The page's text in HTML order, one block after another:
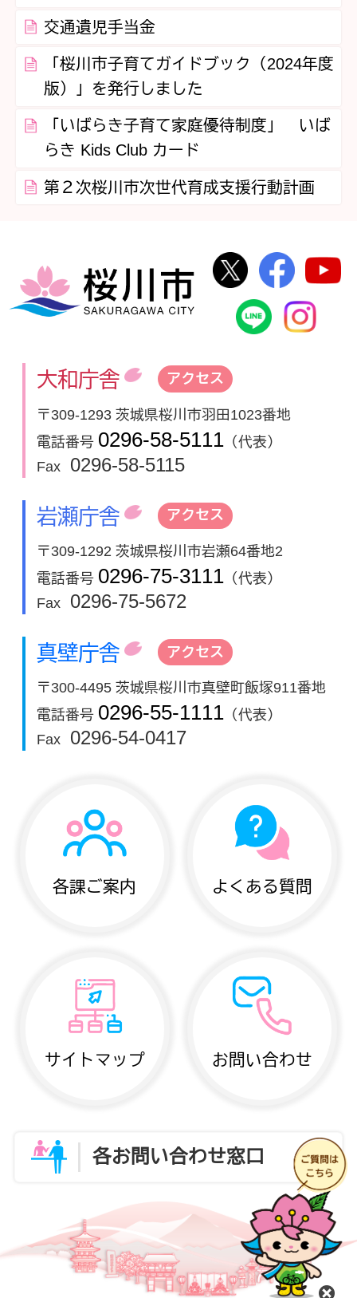
交通遺児手当金
「桜川市子育てガイドブック（2024年度
版）」を発行しました
「いばらき子育て家庭優待制度」 いば
らき Kids Club カード
第２次桜川市次世代育成支援行動計画
桜川市
桜川市公式
桜川
桜川市公
大和庁舎 アクセス
〒309-1293 茨城県桜川市羽田1023番地
電話番号 0296-58-5111 （代表）
Fax
0296-58-5115
岩瀬庁舎 アクセス
〒309-1292 茨城県桜川市岩瀬64番地2
電話番号 0296-75-3111 （代表）
Fax
0296-75-5672
真壁庁舎 アクセス
〒300-4495 茨城県桜川市真壁町飯塚911番地
電話番号 0296-55-1111 （代表）
Fax
0296-54-0417
各課ご案内 よくある質問
サイトマップ お問い合わせ
各お問い合わせ窓口